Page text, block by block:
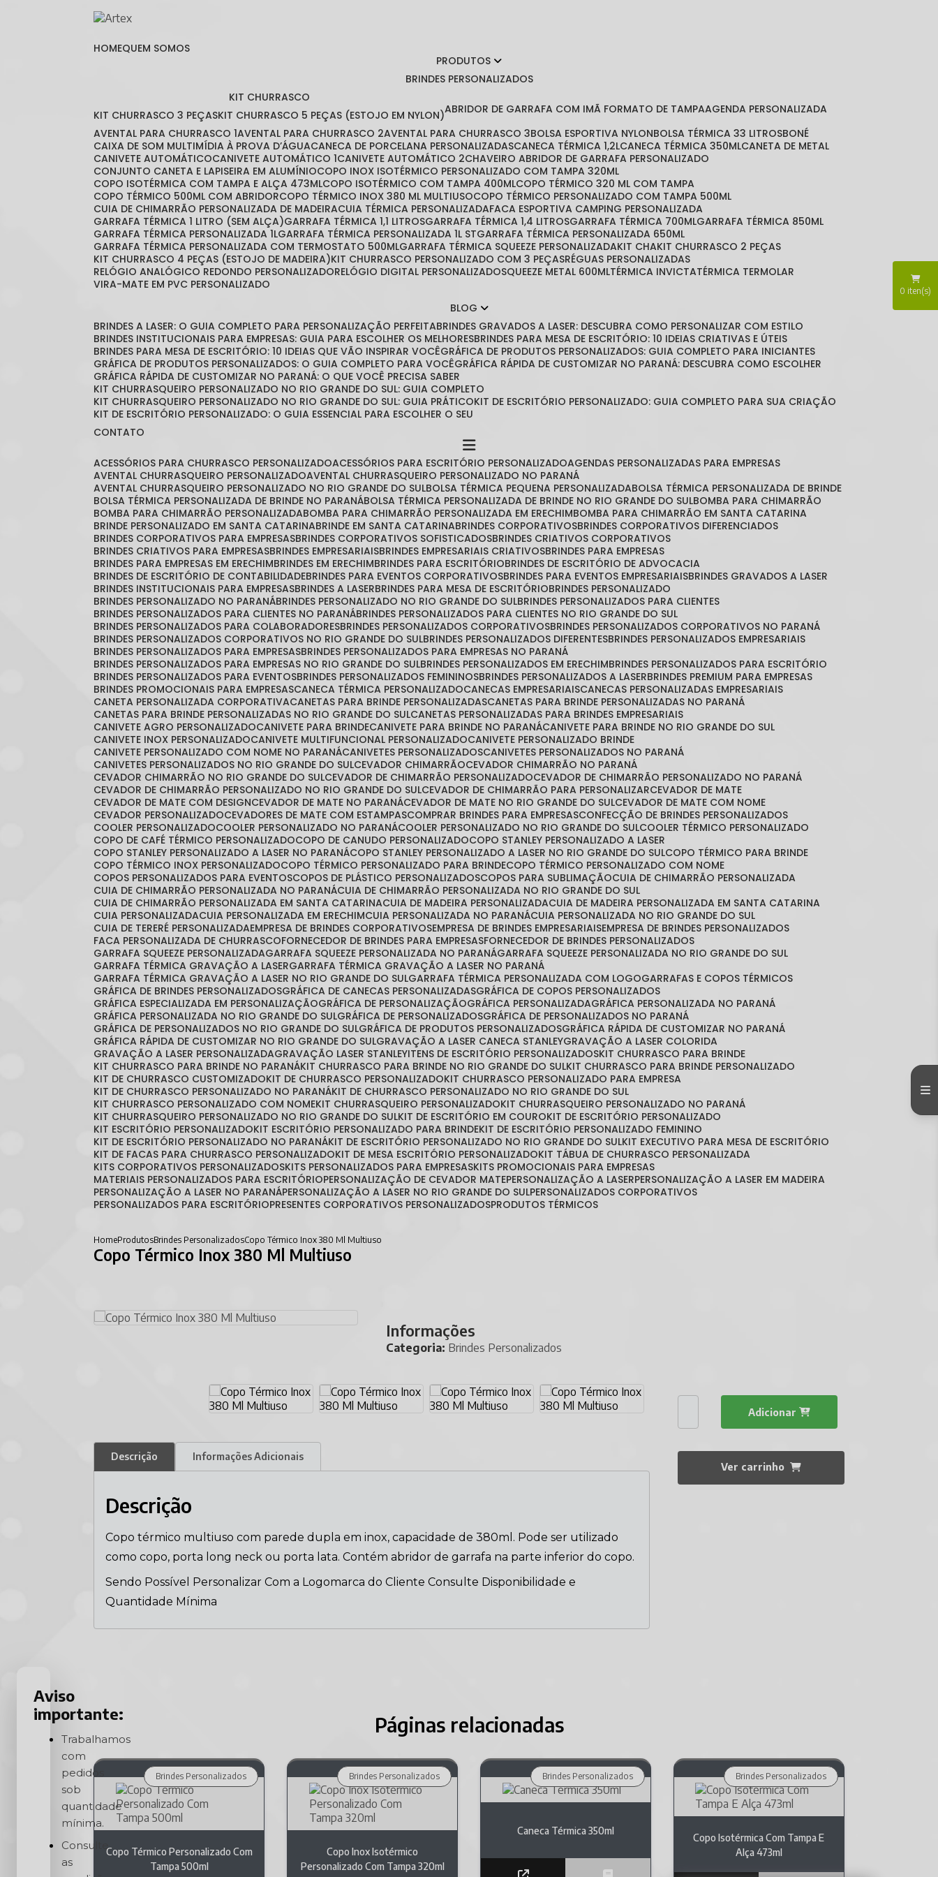
HOME
QUEM SOMOS
PRODUTOS
BRINDES PERSONALIZADOS
KIT CHURRASCO
KIT CHURRASCO 3 PEÇAS KIT CHURRASCO 5 PEÇAS (ESTOJO EM NYLON) ABRIDOR DE GARRAFA COM IMÃ FORMATO DE TAMPA AGENDA PERSONALIZADA
AVENTAL PARA CHURRASCO 1 AVENTAL PARA CHURRASCO 2 AVENTAL PARA CHURRASCO 3 BOLSA ESPORTIVA NYLON BOLSA TÉRMICA 33 LITROS BONÉ
CAIXA DE SOM MULTIMÍDIA À PROVA D’ÁGUA
CANECA DE PORCELANA PERSONALIZADAS CANECA TÉRMICA 1,2L CANECA TÉRMICA 350ML CANETA DE METAL
CANIVETE AUTOMÁTICO
CANIVETE AUTOMÁTICO 1 CANIVETE AUTOMÁTICO 2
CHAVEIRO ABRIDOR DE GARRAFA PERSONALIZADO
CONJUNTO CANETA E LAPISEIRA EM ALUMÍNIO
COPO INOX ISOTÉRMICO PERSONALIZADO COM TAMPA 320ML
COPO ISOTÉRMICA COM TAMPA E ALÇA 473ML COPO ISOTÉRMICO COM TAMPA 400ML COPO TÉRMICO 320 ML COM TAMPA
COPO TÉRMICO 500ML COM ABRIDOR
COPO TÉRMICO INOX 380 ML MULTIUSO
COPO TÉRMICO PERSONALIZADO COM TAMPA 500ML
CUIA DE CHIMARRÃO PERSONALIZADA DE MADEIRA
CUIA TÉRMICA PERSONALIZADA FACA ESPORTIVA CAMPING PERSONALIZADA
GARRAFA TÉRMICA 1 LITRO (SEM ALÇA)
GARRAFA TÉRMICA 1,1 LITROS GARRAFA TÉRMICA 1,4 LITROS GARRAFA TÉRMICA 700ML
GARRAFA TÉRMICA 850ML
GARRAFA TÉRMICA PERSONALIZADA 1L
GARRAFA TÉRMICA PERSONALIZADA 1L ST
GARRAFA TÉRMICA PERSONALIZADA 650ML
GARRAFA TÉRMICA PERSONALIZADA COM TERMOSTATO 500ML
GARRAFA TÉRMICA SQUEEZE PERSONALIZADA KIT CHA KIT CHURRASCO 2 PEÇAS
KIT CHURRASCO 4 PEÇAS (ESTOJO DE MADEIRA) KIT CHURRASCO PERSONALIZADO COM 3 PEÇAS RÉGUAS PERSONALIZADAS
RELÓGIO ANALÓGICO REDONDO PERSONALIZADO RELÓGIO DIGITAL PERSONALIZADO SQUEEZE METAL 600ML TÉRMICA INVICTA TÉRMICA TERMOLAR
VIRA-MATE EM PVC PERSONALIZADO
BLOG
BRINDES A LASER: O GUIA COMPLETO PARA PERSONALIZAÇÃO PERFEITA BRINDES GRAVADOS A LASER: DESCUBRA COMO PERSONALIZAR COM ESTILO
BRINDES INSTITUCIONAIS PARA EMPRESAS: GUIA PARA ESCOLHER OS MELHORES BRINDES PARA MESA DE ESCRITÓRIO: 10 IDEIAS CRIATIVAS E ÚTEIS
BRINDES PARA MESA DE ESCRITÓRIO: 10 IDEIAS QUE VÃO INSPIRAR VOCÊ
GRÁFICA DE PRODUTOS PERSONALIZADOS: GUIA COMPLETO PARA INICIANTES
GRÁFICA DE PRODUTOS PERSONALIZADOS: O GUIA COMPLETO PARA VOCÊ
GRÁFICA RÁPIDA DE CUSTOMIZAR NO PARANÁ: DESCUBRA COMO ESCOLHER
GRÁFICA RÁPIDA DE CUSTOMIZAR NO PARANÁ: O QUE VOCÊ PRECISA SABER
KIT CHURRASQUEIRO PERSONALIZADO NO RIO GRANDE DO SUL: GUIA COMPLETO
KIT CHURRASQUEIRO PERSONALIZADO NO RIO GRANDE DO SUL: GUIA PRÁTICO KIT DE ESCRITÓRIO PERSONALIZADO: GUIA COMPLETO PARA SUA CRIAÇÃO
KIT DE ESCRITÓRIO PERSONALIZADO: O GUIA ESSENCIAL PARA ESCOLHER O SEU
CONTATO
ACESSÓRIOS PARA CHURRASCO PERSONALIZADO ACESSÓRIOS PARA ESCRITÓRIO PERSONALIZADO AGENDAS PERSONALIZADAS PARA EMPRESAS
AVENTAL CHURRASQUEIRO PERSONALIZADO AVENTAL CHURRASQUEIRO PERSONALIZADO NO PARANÁ
AVENTAL CHURRASQUEIRO PERSONALIZADO NO RIO GRANDE DO SUL BOLSA TÉRMICA PEQUENA PERSONALIZADA BOLSA TÉRMICA PERSONALIZADA DE BRINDE
BOLSA TÉRMICA PERSONALIZADA DE BRINDE NO PARANÁ BOLSA TÉRMICA PERSONALIZADA DE BRINDE NO RIO GRANDE DO SUL BOMBA PARA CHIMARRÃO
BOMBA PARA CHIMARRÃO PERSONALIZADA BOMBA PARA CHIMARRÃO PERSONALIZADA EM ERECHIM BOMBA PARA CHIMARRÃO EM SANTA CATARINA
BRINDE PERSONALIZADO EM SANTA CATARINA BRINDE EM SANTA CATARINA BRINDES CORPORATIVOS BRINDES CORPORATIVOS DIFERENCIADOS
BRINDES CORPORATIVOS PARA EMPRESAS BRINDES CORPORATIVOS SOFISTICADOS BRINDES CRIATIVOS CORPORATIVOS
BRINDES CRIATIVOS PARA EMPRESAS BRINDES EMPRESARIAIS BRINDES EMPRESARIAIS CRIATIVOS BRINDES PARA EMPRESAS
BRINDES PARA EMPRESAS EM ERECHIM BRINDES EM ERECHIM BRINDES PARA ESCRITÓRIO BRINDES DE ESCRITÓRIO DE ADVOCACIA
BRINDES DE ESCRITÓRIO DE CONTABILIDADE BRINDES PARA EVENTOS CORPORATIVOS BRINDES PARA EVENTOS EMPRESARIAIS BRINDES GRAVADOS A LASER
BRINDES INSTITUCIONAIS PARA EMPRESAS BRINDES A LASER BRINDES PARA MESA DE ESCRITÓRIO BRINDES PERSONALIZADO
BRINDES PERSONALIZADO NO PARANÁ BRINDES PERSONALIZADO NO RIO GRANDE DO SUL BRINDES PERSONALIZADOS PARA CLIENTES
BRINDES PERSONALIZADOS PARA CLIENTES NO PARANÁ BRINDES PERSONALIZADOS PARA CLIENTES NO RIO GRANDE DO SUL
BRINDES PERSONALIZADOS PARA COLABORADORES BRINDES PERSONALIZADOS CORPORATIVOS BRINDES PERSONALIZADOS CORPORATIVOS NO PARANÁ
BRINDES PERSONALIZADOS CORPORATIVOS NO RIO GRANDE DO SUL BRINDES PERSONALIZADOS DIFERENTES BRINDES PERSONALIZADOS EMPRESARIAIS
BRINDES PERSONALIZADOS PARA EMPRESAS BRINDES PERSONALIZADOS PARA EMPRESAS NO PARANÁ
BRINDES PERSONALIZADOS PARA EMPRESAS NO RIO GRANDE DO SUL BRINDES PERSONALIZADOS EM ERECHIM BRINDES PERSONALIZADOS PARA ESCRITÓRIO
BRINDES PERSONALIZADOS PARA EVENTOS BRINDES PERSONALIZADOS FEMININOS BRINDES PERSONALIZADOS A LASER BRINDES PREMIUM PARA EMPRESAS
BRINDES PROMOCIONAIS PARA EMPRESAS CANECA TÉRMICA PERSONALIZADO CANECAS EMPRESARIAIS CANECAS PERSONALIZADAS EMPRESARIAIS
CANETA PERSONALIZADA CORPORATIVA
CANETAS PARA BRINDE PERSONALIZADAS CANETAS PARA BRINDE PERSONALIZADAS NO PARANÁ
CANETAS PARA BRINDE PERSONALIZADAS NO RIO GRANDE DO SUL CANETAS PERSONALIZADAS PARA BRINDES EMPRESARIAIS
CANIVETE AGRO PERSONALIZADO
CANIVETE PARA BRINDE CANIVETE PARA BRINDE NO PARANÁ CANIVETE PARA BRINDE NO RIO GRANDE DO SUL
CANIVETE INOX PERSONALIZADO
CANIVETE MULTIFUNCIONAL PERSONALIZADO
CANIVETE PERSONALIZADO BRINDE
CANIVETE PERSONALIZADO COM NOME NO PARANÁ CANIVETES PERSONALIZADOS CANIVETES PERSONALIZADOS NO PARANÁ
CANIVETES PERSONALIZADOS NO RIO GRANDE DO SUL CEVADOR CHIMARRÃO
CEVADOR CHIMARRÃO NO PARANÁ
CEVADOR CHIMARRÃO NO RIO GRANDE DO SUL CEVADOR DE CHIMARRÃO PERSONALIZADO
CEVADOR DE CHIMARRÃO PERSONALIZADO NO PARANÁ
CEVADOR DE CHIMARRÃO PERSONALIZADO NO RIO GRANDE DO SUL CEVADOR DE CHIMARRÃO PARA PERSONALIZAR
CEVADOR DE MATE
CEVADOR DE MATE COM DESIGN
CEVADOR DE MATE NO PARANÁ CEVADOR DE MATE NO RIO GRANDE DO SUL CEVADOR DE MATE COM NOME
CEVADOR PERSONALIZADO
CEVADORES DE MATE COM ESTAMPAS COMPRAR BRINDES PARA EMPRESAS CONFECÇÃO DE BRINDES PERSONALIZADOS
COOLER PERSONALIZADO
COOLER PERSONALIZADO NO PARANÁ COOLER PERSONALIZADO NO RIO GRANDE DO SUL COOLER TÉRMICO PERSONALIZADO
COPO DE CAFÉ TÉRMICO PERSONALIZADO
COPO DE CANUDO PERSONALIZADO
COPO STANLEY PERSONALIZADO A LASER
COPO STANLEY PERSONALIZADO A LASER NO PARANÁ COPO STANLEY PERSONALIZADO A LASER NO RIO GRANDE DO SUL COPO TÉRMICO PARA BRINDE
COPO TÉRMICO INOX PERSONALIZADO
COPO TÉRMICO PERSONALIZADO PARA BRINDE COPO TÉRMICO PERSONALIZADO COM NOME
COPOS PERSONALIZADOS PARA EVENTOS COPOS DE PLÁSTICO PERSONALIZADOS COPOS PARA SUBLIMAÇÃO
CUIA DE CHIMARRÃO PERSONALIZADA
CUIA DE CHIMARRÃO PERSONALIZADA NO PARANÁ CUIA DE CHIMARRÃO PERSONALIZADA NO RIO GRANDE DO SUL
CUIA DE CHIMARRÃO PERSONALIZADA EM SANTA CATARINA
CUIA DE MADEIRA PERSONALIZADA
CUIA DE MADEIRA PERSONALIZADA EM SANTA CATARINA
CUIA PERSONALIZADA
CUIA PERSONALIZADA EM ERECHIM CUIA PERSONALIZADA NO PARANÁ CUIA PERSONALIZADA NO RIO GRANDE DO SUL
CUIA DE TERERÉ PERSONALIZADA EMPRESA DE BRINDES CORPORATIVOS EMPRESA DE BRINDES EMPRESARIAIS EMPRESA DE BRINDES PERSONALIZADOS
FACA PERSONALIZADA DE CHURRASCO FORNECEDOR DE BRINDES PARA EMPRESAS FORNECEDOR DE BRINDES PERSONALIZADOS
GARRAFA SQUEEZE PERSONALIZADA
GARRAFA SQUEEZE PERSONALIZADA NO PARANÁ
GARRAFA SQUEEZE PERSONALIZADA NO RIO GRANDE DO SUL
GARRAFA TÉRMICA GRAVAÇÃO A LASER
GARRAFA TÉRMICA GRAVAÇÃO A LASER NO PARANÁ
GARRAFA TÉRMICA GRAVAÇÃO A LASER NO RIO GRANDE DO SUL
GARRAFA TÉRMICA PERSONALIZADA COM LOGO
GARRAFAS E COPOS TÉRMICOS
GRÁFICA DE BRINDES PERSONALIZADOS
GRÁFICA DE CANECAS PERSONALIZADAS
GRÁFICA DE COPOS PERSONALIZADOS
GRÁFICA ESPECIALIZADA EM PERSONALIZAÇÃO
GRÁFICA DE PERSONALIZAÇÃO GRÁFICA PERSONALIZADA
GRÁFICA PERSONALIZADA NO PARANÁ
GRÁFICA PERSONALIZADA NO RIO GRANDE DO SUL
GRÁFICA DE PERSONALIZADOS
GRÁFICA DE PERSONALIZADOS NO PARANÁ
GRÁFICA DE PERSONALIZADOS NO RIO GRANDE DO SUL
GRÁFICA DE PRODUTOS PERSONALIZADOS
GRÁFICA RÁPIDA DE CUSTOMIZAR NO PARANÁ
GRÁFICA RÁPIDA DE CUSTOMIZAR NO RIO GRANDE DO SUL
GRAVAÇÃO A LASER CANECA STANLEY
GRAVAÇÃO A LASER COLORIDA
GRAVAÇÃO A LASER PERSONALIZADA
GRAVAÇÃO LASER STANLEY ITENS DE ESCRITÓRIO PERSONALIZADOS KIT CHURRASCO PARA BRINDE
KIT CHURRASCO PARA BRINDE NO PARANÁ KIT CHURRASCO PARA BRINDE NO RIO GRANDE DO SUL KIT CHURRASCO PARA BRINDE PERSONALIZADO
KIT DE CHURRASCO CUSTOMIZADO KIT DE CHURRASCO PERSONALIZADO KIT CHURRASCO PERSONALIZADO PARA EMPRESA
KIT DE CHURRASCO PERSONALIZADO NO PARANÁ KIT DE CHURRASCO PERSONALIZADO NO RIO GRANDE DO SUL
KIT CHURRASCO PERSONALIZADO COM NOME KIT CHURRASQUEIRO PERSONALIZADO KIT CHURRASQUEIRO PERSONALIZADO NO PARANÁ
KIT CHURRASQUEIRO PERSONALIZADO NO RIO GRANDE DO SUL KIT DE ESCRITÓRIO EM COURO KIT DE ESCRITÓRIO PERSONALIZADO
KIT ESCRITÓRIO PERSONALIZADO KIT ESCRITÓRIO PERSONALIZADO PARA BRINDE KIT DE ESCRITÓRIO PERSONALIZADO FEMININO
KIT DE ESCRITÓRIO PERSONALIZADO NO PARANÁ KIT DE ESCRITÓRIO PERSONALIZADO NO RIO GRANDE DO SUL KIT EXECUTIVO PARA MESA DE ESCRITÓRIO
KIT DE FACAS PARA CHURRASCO PERSONALIZADO KIT DE MESA ESCRITÓRIO PERSONALIZADO KIT TÁBUA DE CHURRASCO PERSONALIZADA
KITS CORPORATIVOS PERSONALIZADOS KITS PERSONALIZADOS PARA EMPRESAS KITS PROMOCIONAIS PARA EMPRESAS
MATERIAIS PERSONALIZADOS PARA ESCRITÓRIO PERSONALIZAÇÃO DE CEVADOR MATE PERSONALIZAÇÃO A LASER PERSONALIZAÇÃO A LASER EM MADEIRA
PERSONALIZAÇÃO A LASER NO PARANÁ PERSONALIZAÇÃO A LASER NO RIO GRANDE DO SUL PERSONALIZADOS CORPORATIVOS
PERSONALIZADOS PARA ESCRITÓRIO PRESENTES CORPORATIVOS PERSONALIZADOS PRODUTOS TÉRMICOS
0 iten(s)
HomeProdutosBrindes PersonalizadosCopo Térmico Inox 380 Ml Multiuso
Copo Térmico Inox 380 Ml Multiuso
Informações
Categoria: Brindes Personalizados
Adicionar
Ver carrinho
Descrição Informações Adicionais
Descrição
Copo térmico multiuso com parede dupla em inox, capacidade de 380ml. Pode ser utilizado
como copo, porta long neck ou porta lata. Contém abridor de garrafa na parte inferior do copo.
Sendo Possível Personalizar Com a Logomarca do Cliente Consulte Disponibilidade e
Quantidade Mínima
Páginas relacionadas
Copo Térmico Personalizado Com
Tampa 500ml
Brindes Personalizados
Copo Inox Isotérmico
Personalizado Com Tampa 320ml
Brindes Personalizados
Caneca Térmica 350ml
Brindes Personalizados
Copo Isotérmica Com Tampa E
Alça 473ml
Brindes Personalizados
Aviso
importante:
Trabalhamos
com
pedidos
sob
quantidade
mínima.
Consulte
as